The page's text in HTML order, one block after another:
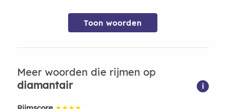
Toon woorden
Meer woorden die rijmen op
diamantair
i